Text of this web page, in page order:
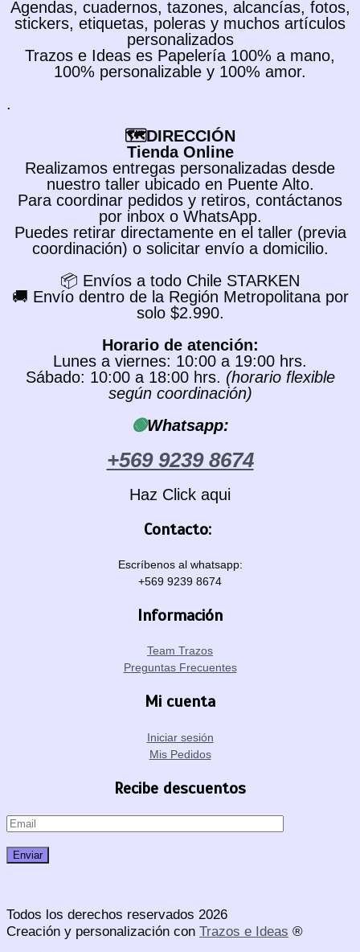
Agendas, cuadernos, tazones, alcancías, fotos,
stickers, etiquetas, poleras y muchos artículos
personalizados
Trazos e Ideas es Papelería 100% a mano,
100% personalizable y 100% amor.
.
🗺️DIRECCIÓN
Tienda Online
Realizamos entregas personalizadas desde
nuestro taller ubicado en Puente Alto.
Para coordinar pedidos y retiros, contáctanos
por inbox o WhatsApp.
Puedes retirar directamente en el taller (previa
coordinación) o solicitar envío a domicilio.
📦 Envíos a todo Chile STARKEN
🚚 Envío dentro de la Región Metropolitana por
solo $2.990.
Horario de atención:
Lunes a viernes: 10:00 a 19:00 hrs.
Sábado: 10:00 a 18:00 hrs. (horario flexible
según coordinación)
🟢Whatsapp:
+569 9239 8674
Haz Click aqui
Contacto:
Escríbenos al whatsapp:
+569 9239 8674
Información
Team Trazos
Preguntas Frecuentes
Mi cuenta
Iniciar sesión
Mis Pedidos
Recibe descuentos
Todos los derechos reservados 2026
Creación y personalización con Trazos e Ideas ®